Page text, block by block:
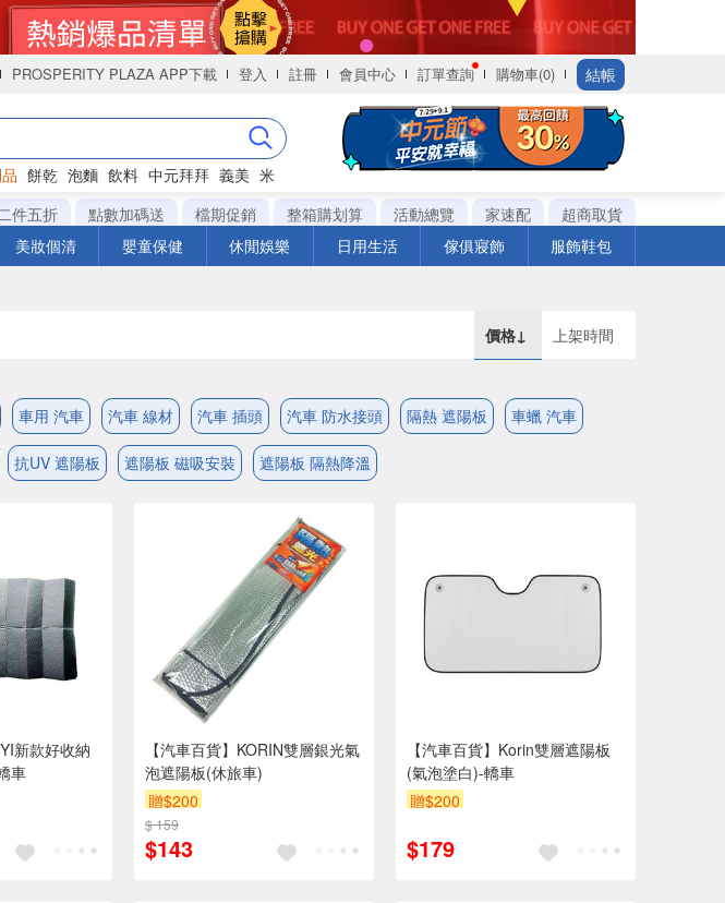
PROSPERITY PLAZA APP下載 登入 註冊 會員中心 訂單查詢 購物車(0) 結帳
餅乾 泡麵 飲料 中元拜拜 義美 米
件五折 點數加碼送 檔期促銷 整箱購划算 活動總覽 家速配
超商取貨
美妝個清 嬰童保健 休閒娛樂 日用生活 傢俱寢飾 服飾鞋包
價格↓ 上架時間
車用 汽車 汽車 線材 汽車 插頭 汽車 防水接頭 隔熱 遮陽板 車蠟 汽車
抗UV 遮陽板 遮陽板 磁吸安裝 遮陽板 隔熱降溫
新款好收納
車
【汽車百貨】KORIN雙層銀光氣
泡遮陽板(休旅車)
贈$200
$ 159
$143
【汽車百貨】Korin雙層遮陽板
(氣泡塗白)-轎車
贈$200
$179